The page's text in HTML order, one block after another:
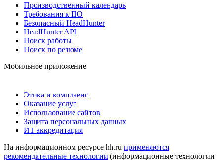
Производственный календарь
Требования к ПО
Безопасный HeadHunter
HeadHunter API
Поиск работы
Поиск по резюме
Мобильное приложение
Этика и комплаенс
Оказание услуг
Использование сайтов
Защита персональных данных
ИТ аккредитация
На информационном ресурсе hh.ru применяются
рекомендательные технологии (информационные технологии